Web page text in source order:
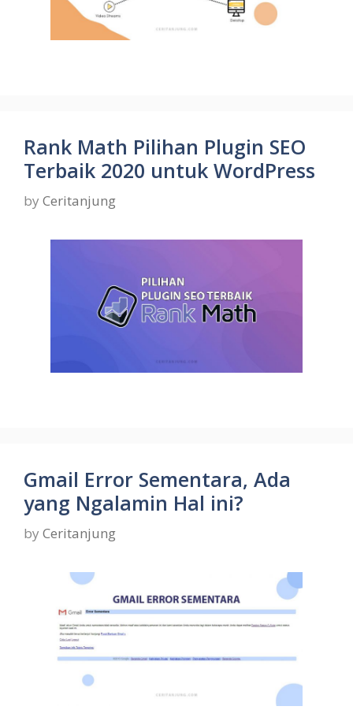
Rank Math Pilihan Plugin SEO
Terbaik 2020 untuk WordPress
by Ceritanjung
Gmail Error Sementara, Ada
yang Ngalamin Hal ini?
by Ceritanjung